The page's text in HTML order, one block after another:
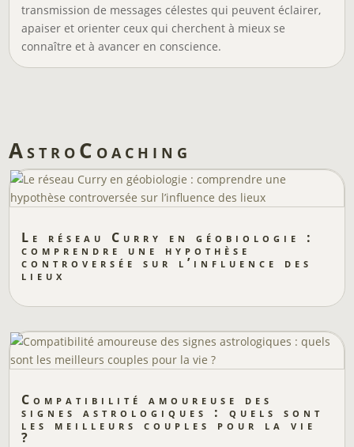
transmission de messages célestes qui peuvent éclairer,
apaiser et orienter ceux qui cherchent à mieux se
connaître et à avancer en conscience.
AstroCoaching
Le réseau Curry en géobiologie :
comprendre une hypothèse
controversée sur l’influence des
lieux
Compatibilité amoureuse des
signes astrologiques : quels sont
les meilleurs couples pour la vie
?